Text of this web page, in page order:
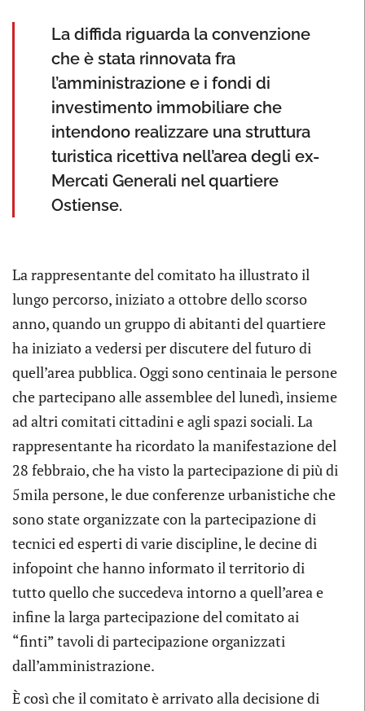
La diffida riguarda la convenzione
che è stata rinnovata fra
l’amministrazione e i fondi di
investimento immobiliare che
intendono realizzare una struttura
turistica ricettiva nell’area degli ex-
Mercati Generali nel quartiere
Ostiense.
La rappresentante del comitato ha illustrato il
lungo percorso, iniziato a ottobre dello scorso
anno, quando un gruppo di abitanti del quartiere
ha iniziato a vedersi per discutere del futuro di
quell’area pubblica. Oggi sono centinaia le persone
che partecipano alle assemblee del lunedì, insieme
ad altri comitati cittadini e agli spazi sociali. La
rappresentante ha ricordato la manifestazione del
28 febbraio, che ha visto la partecipazione di più di
5mila persone, le due conferenze urbanistiche che
sono state organizzate con la partecipazione di
tecnici ed esperti di varie discipline, le decine di
infopoint che hanno informato il territorio di
tutto quello che succedeva intorno a quell’area e
infine la larga partecipazione del comitato ai
“finti” tavoli di partecipazione organizzati
dall’amministrazione.
È così che il comitato è arrivato alla decisione di